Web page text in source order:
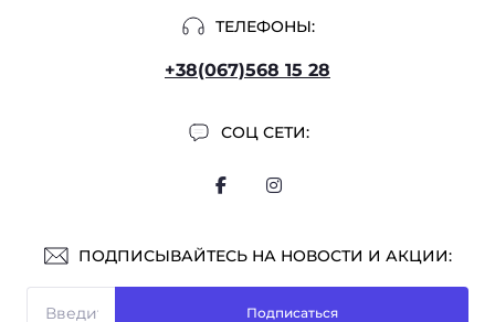
ТЕЛЕФОНЫ:
+38(067)568 15 28
СОЦ СЕТИ:
ПОДПИСЫВАЙТЕСЬ НА НОВОСТИ И АКЦИИ:
Подписаться